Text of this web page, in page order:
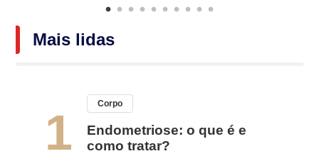
Mais lidas
1
Corpo
Endometriose: o que é e
como tratar?